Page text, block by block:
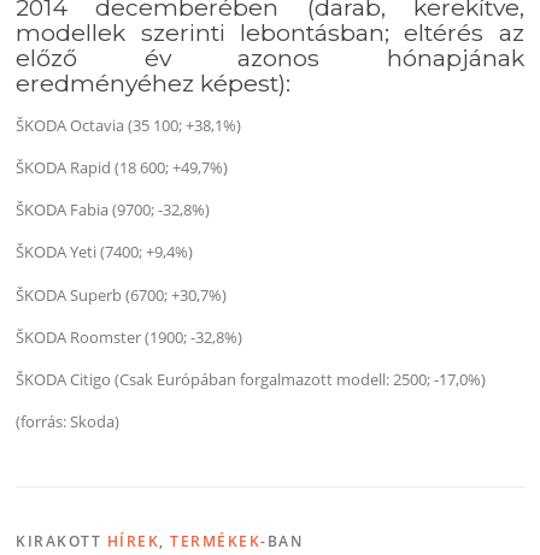
2014 decemberében (darab, kerekítve,
modellek szerinti lebontásban; eltérés az
előző év azonos hónapjának
eredményéhez képest):
ŠKODA Octavia (35 100; +38,1%)
ŠKODA Rapid (18 600; +49,7%)
ŠKODA Fabia (9700; -32,8%)
ŠKODA Yeti (7400; +9,4%)
ŠKODA Superb (6700; +30,7%)
ŠKODA Roomster (1900; -32,8%)
ŠKODA Citigo (Csak Európában forgalmazott modell: 2500; -17,0%)
(forrás: Skoda)
KIRAKOTT HÍREK,TERMÉKEK-BAN